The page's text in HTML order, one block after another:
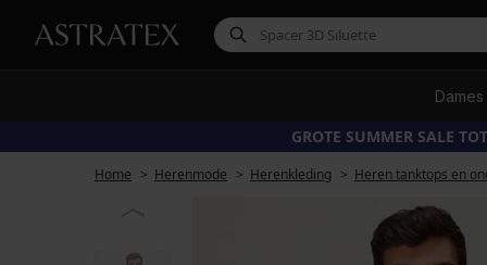
Dames
GROTE SUMMER SALE
Home Herenmode Herenkleding Heren tanktops en